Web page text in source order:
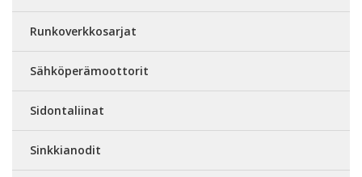
Runkoverkkosarjat
Sähköperämoottorit
Sidontaliinat
Sinkkianodit